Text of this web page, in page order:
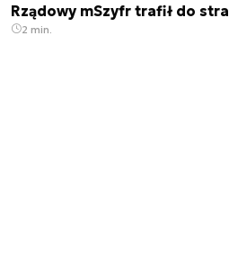
Rządowy mSzyfr trafił do
2 min.